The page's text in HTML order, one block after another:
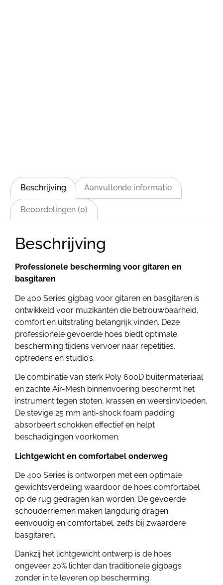
Beschrijving Aanvullende informatie
Beoordelingen (0)
Beschrijving
Professionele bescherming voor gitaren en
basgitaren
De 400 Series gigbag voor gitaren en basgitaren is
ontwikkeld voor muzikanten die betrouwbaarheid,
comfort en uitstraling belangrijk vinden. Deze
professionele gevoerde hoes biedt optimale
bescherming tijdens vervoer naar repetities,
optredens en studio’s.
De combinatie van sterk Poly 600D buitenmateriaal
en zachte Air-Mesh binnenvoering beschermt het
instrument tegen stoten, krassen en weersinvloeden.
De stevige 25 mm anti-shock foam padding
absorbeert schokken effectief en helpt
beschadigingen voorkomen.
Lichtgewicht en comfortabel onderweg
De 400 Series is ontworpen met een optimale
gewichtsverdeling waardoor de hoes comfortabel
op de rug gedragen kan worden. De gevoerde
schouderriemen maken langdurig dragen
eenvoudig en comfortabel, zelfs bij zwaardere
basgitaren.
Dankzij het lichtgewicht ontwerp is de hoes
ongeveer 20% lichter dan traditionele gigbags
zonder in te leveren op bescherming.